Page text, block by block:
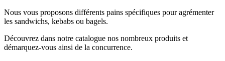
Nous vous proposons différents pains spécifiques pour agrémenter
les sandwichs, kebabs ou bagels.
Découvrez dans notre catalogue nos nombreux produits et
démarquez-vous ainsi de la concurrence.